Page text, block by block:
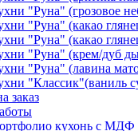
"Руна" (грозовое
"Руна" (какао
"Руна" (какао
"Руна" (крем/дуб
"Руна" (лавина
"Классик"(ваниль
заказ
кухонь с МДФ